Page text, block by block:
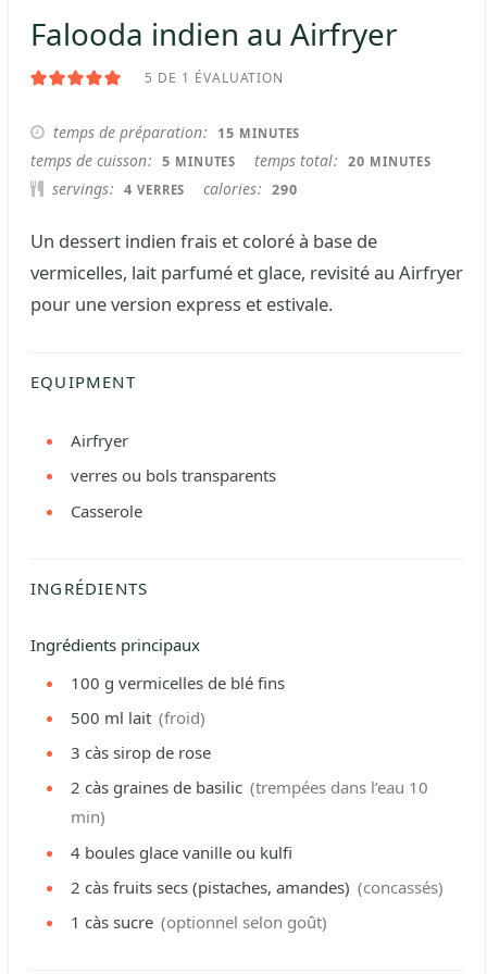
Falooda indien au Airfryer
5 DE 1 ÉVALUATION
temps de préparation 15 MINUTES
MINUTES
temps de cuisson 5 MINUTES
MINUTES temps total 20 MINUTES
MINUTES
servings 4 VERRES calories 290
Un dessert indien frais et coloré à base de
vermicelles, lait parfumé et glace, revisité au Airfryer
pour une version express et estivale.
EQUIPMENT
Airfryer
verres ou bols transparents
Casserole
INGRÉDIENTS
Ingrédients principaux
100 g vermicelles de blé fins
500 ml lait (froid)
3 càs sirop de rose
2 càs graines de basilic (trempées dans l’eau 10
min)
4 boules glace vanille ou kulfi
2 càs fruits secs (pistaches, amandes) (concassés)
1 càs sucre (optionnel selon goût)